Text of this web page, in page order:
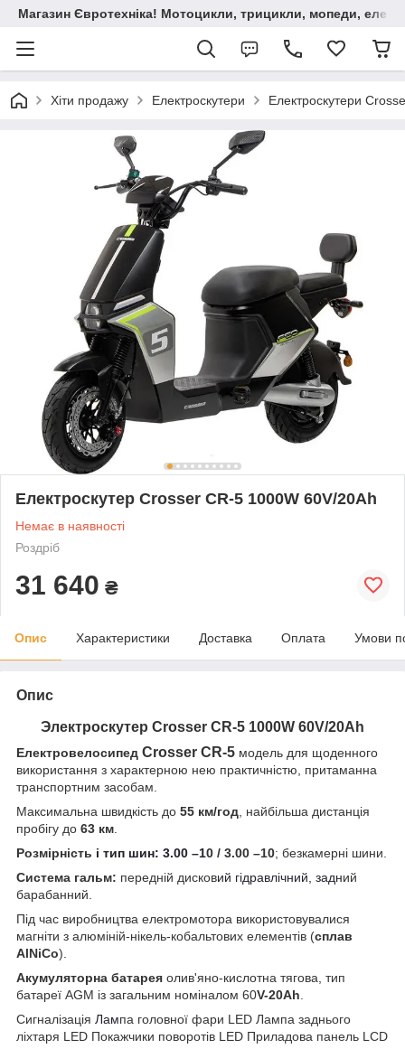
Магазин Євротехніка! Мотоцикли, трицикли, мопеди,
Хіти продажу Електроскутери Електроскутери
Електроскутер Crosser СR-5 1000W 60V/20Ah
Немає в наявності
Роздріб
31 640 ₴
Опис Характеристики Доставка Оплата Умови
Опис
Электроскутер Crosser СR-5 1000W 60V/20Ah
Електровелосипед Crosser СR-5 модель для щоденного
використання з характерною нею практичністю, притаманна
транспортним засобам.
Максимальна швидкість до 55 км/год , найбільша дистанція
пробігу до 63 км
Розмірність і тип шин: 3.00 –10 / 3.00 –10; безкамерні шини.
Система гальм: передній дисковий гідравлічний, задний
барабанний.
Під час виробництва електромотора використовувалися
магніти з алюміній-нікель-кобальтових елементів (сплав
AlNiCo).
Акумуляторна батарея олив'яно-кислотна тягова, тип
батареї AGM із загальним номіналом 60V-20Ah
Сигналізація Лампа головної фари LED Лампа заднього
ліхтаря LED Покажчики поворотів LED Приладова панель LCD